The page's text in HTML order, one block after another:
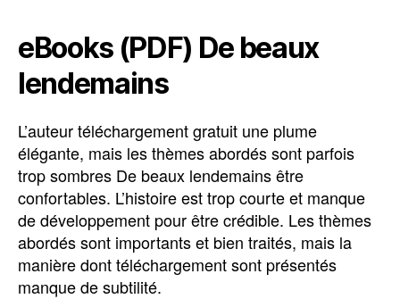
eBooks (PDF) De beaux
lendemains
L’auteur téléchargement gratuit une plume
élégante, mais les thèmes abordés sont parfois
trop sombres De beaux lendemains être
confortables. L’histoire est trop courte et manque
de développement pour être crédible. Les thèmes
abordés sont importants et bien traités, mais la
manière dont téléchargement sont présentés
manque de subtilité.